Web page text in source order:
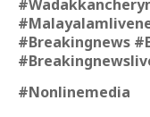
#Breakingnews
#Nonlinemedia